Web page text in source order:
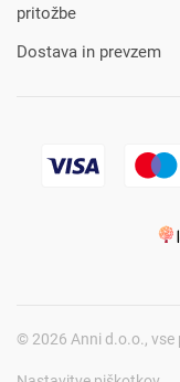
pritožbe
Dostava in prevzem
© 2026 Anni d.o.o., vse